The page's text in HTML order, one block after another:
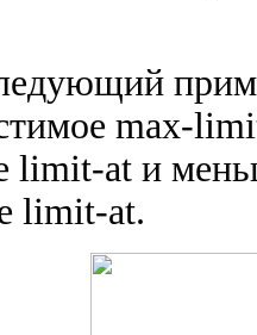
max-
limit-at и
limit-at.